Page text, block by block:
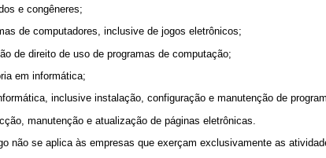
e congêneres;
de computadores, inclusive de jogos eletrônicos;
de direito de uso de programas de computação;
em informática;
inclusive instalação, configuração e manutenção de
manutenção e atualização de páginas eletrônicas.
não se aplica às empresas que exerçam exclusivamente as